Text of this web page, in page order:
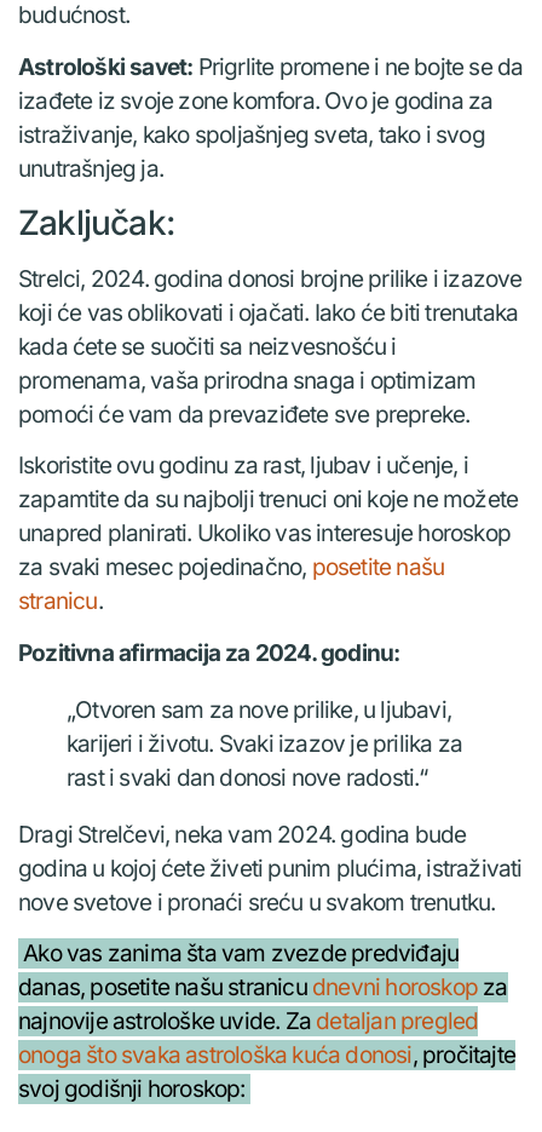
budućnost.
Astrološki savet: Prigrlite promene i ne bojte se da
izađete iz svoje zone komfora. Ovo je godina za
istraživanje, kako spoljašnjeg sveta, tako i svog
unutrašnjeg ja.
Zaključak:
Strelci, 2024. godina donosi brojne prilike i izazove
koji će vas oblikovati i ojačati. Iako će biti trenutaka
kada ćete se suočiti sa neizvesnošću i
promenama, vaša prirodna snaga i optimizam
pomoći će vam da prevaziđete sve prepreke.
Iskoristite ovu godinu za rast, ljubav i učenje, i
zapamtite da su najbolji trenuci oni koje ne možete
unapred planirati. Ukoliko vas interesuje horoskop
za svaki mesec pojedinačno, posetite našu
stranicu.
Pozitivna afirmacija za 2024. godinu:
„Otvoren sam za nove prilike, u ljubavi,
karijeri i životu. Svaki izazov je prilika za
rast i svaki dan donosi nove radosti.“
Dragi Strelčevi, neka vam 2024. godina bude
godina u kojoj ćete živeti punim plućima, istraživati
nove svetove i pronaći sreću u svakom trenutku.
Ako vas zanima šta vam zvezde predviđaju
danas, posetite našu stranicu dnevni horoskop za
najnovije astrološke uvide. Za detaljan pregled
onoga što svaka astrološka kuća donosi, pročitajte
svoj godišnji horoskop: